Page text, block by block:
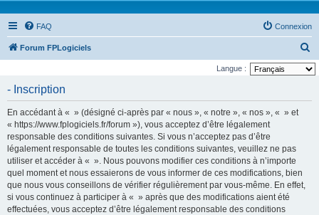
FAQ Connexion
Forum FPLogiciels
e
Langue :
- Inscription
En accédant à « » (désigné ci-après par « nous », « notre », « nos », « » et
« https://www.fplogiciels.fr/forum »), vous acceptez d’être légalement
responsable des conditions suivantes. Si vous n’acceptez pas d’être
légalement responsable de toutes les conditions suivantes, veuillez ne pas
utiliser et accéder à « ». Nous pouvons modifier ces conditions à n’importe
quel moment et nous essaierons de vous informer de ces modifications, bien
que nous vous conseillons de vérifier régulièrement par vous-même. En effet,
si vous continuez à participer à « » après que des modifications aient été
effectuées, vous acceptez d’être légalement responsable des conditions